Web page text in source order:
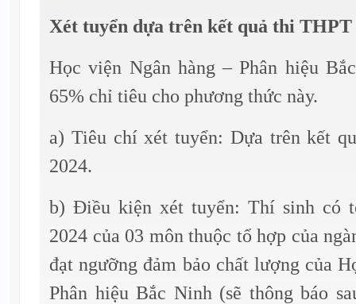
Xét tuyển dựa trên kết quả thi THPT
Học viện Ngân hàng – Phân hiệu
65% chỉ tiêu cho phương thức này.
a) Tiêu chí xét tuyển: Dựa trên kết
2024.
b) Điều kiện xét tuyển: Thí sinh có
2024 của 03 môn thuộc tổ hợp của
đạt ngưỡng đảm bảo chất lượng của
Phân hiệu Bắc Ninh (sẽ thông báo